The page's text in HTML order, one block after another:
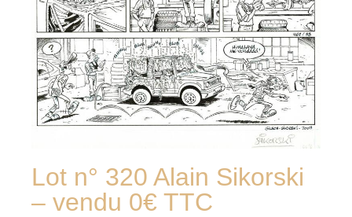
Lot n° 320 Alain Sikorski
– vendu 0€ TTC